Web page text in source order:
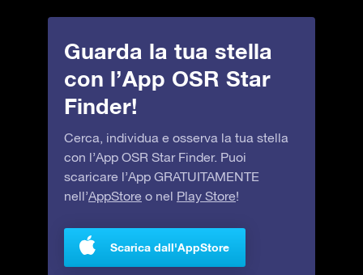
Guarda la tua stella
con l’App OSR Star
Finder!
Cerca, individua e osserva la tua stella
con l’App OSR Star Finder. Puoi
scaricare l’App GRATUITAMENTE
nell’AppStore o nel Play Store!
Scarica dall'AppStore